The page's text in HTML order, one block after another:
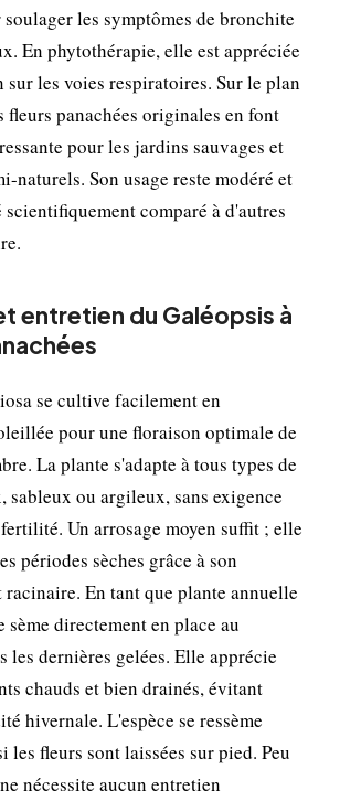
les symptômes de bronchite
En phytothérapie, elle est appréciée
sur les voies respiratoires. Sur le plan
fleurs panachées originales en font
pour les jardins sauvages et
naturels. Son usage reste modéré et
scientifiquement comparé à d'autres
entretien du Galéopsis à
se cultive facilement en
pour une floraison optimale de
La plante s'adapte à tous types de
sableux ou argileux, sans exigence
Un arrosage moyen suffit ; elle
périodes sèches grâce à son
racinaire. En tant que plante annuelle
sème directement en place au
les dernières gelées. Elle apprécie
chauds et bien drainés, évitant
hivernale. L'espèce se ressème
les fleurs sont laissées sur pied. Peu
nécessite aucun entretien